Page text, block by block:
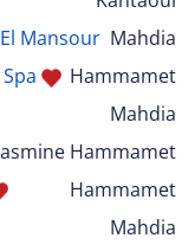
Mansour Mahdia
Hammamet
Mahdia
Hammamet
Hammamet
Mahdia